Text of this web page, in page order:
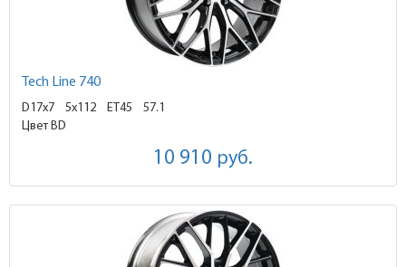
Tech Line 740
D17x7 5x112 ET45
57.1
Цвет BD
10 910 руб.